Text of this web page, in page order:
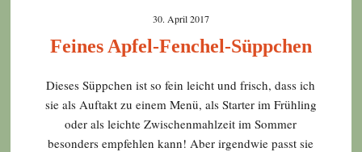
30. April 2017
Feines Apfel-Fenchel-Süppchen
Dieses Süppchen ist so fein leicht und frisch, dass ich
sie als Auftakt zu einem Menü, als Starter im Frühling
oder als leichte Zwischenmahlzeit im Sommer
besonders empfehlen kann! Aber irgendwie passt sie